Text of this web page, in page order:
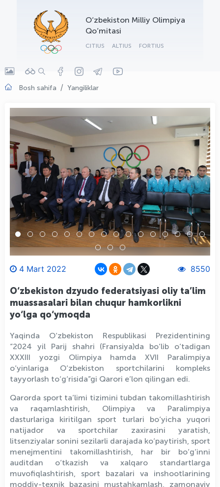
O‘zbekiston Milliy Olimpiya
Qo‘mitasi
CITIUS ALTIUS FORTIUS
Bosh sahifa Yangiliklar
4 Mart 2022 8550
O‘zbekiston dzyudo federatsiyasi oliy ta’lim
muassasalari bilan chuqur hamkorlikni
yo‘lga qo‘ymoqda
Yaqinda O‘zbekiston Respublikasi Prezidentining
“2024 yil Parij shahri (Fransiya)da bo‘lib o‘tadigan
XXXIII yozgi Olimpiya hamda XVII Paralimpiya
o‘yinlariga O‘zbekiston sportchilarini kompleks
tayyorlash to‘g‘risida”gi Qarori e’lon qilingan edi.
Qarorda sport ta’limi tizimini tubdan takomillashtirish
va raqamlashtirish, Olimpiya va Paralimpiya
dasturlariga kiritilgan sport turlari bo‘yicha yuqori
natijador va sportchilar zaxirasini yaratish,
litsenziyalar sonini sezilarli darajada ko‘paytirish, sport
menejmentini takomillashtirish, har bir bo‘g‘inni
auditdan o‘tkazish va xalqaro standartlarga
muvofiqlashtirish, sport bazalari va inshootlarining
moddiy-texnik bazasini mustahkamlash, zamonaviy
OLYMPCHIK AI - yordamchi
Onlayn · olympic.uz